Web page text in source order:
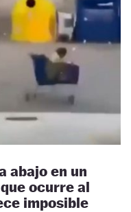
abajo en un
ocurre al
imposible